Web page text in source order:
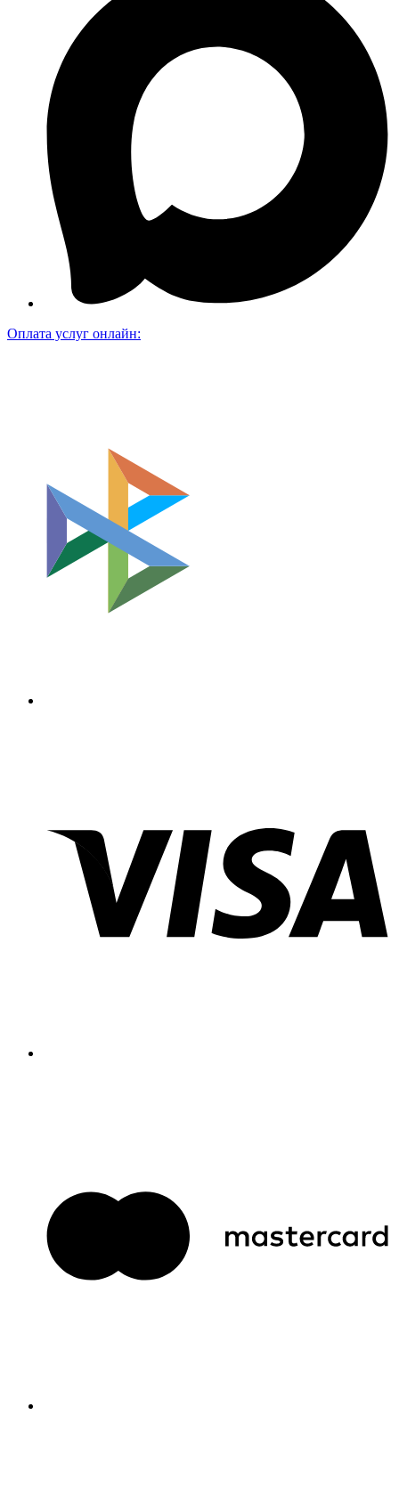
Оплата услуг онлайн: